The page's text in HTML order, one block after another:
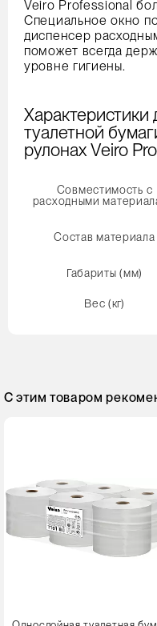
Veiro Professional
Специальное окно
диспенсер
поможет всегда
уровне гигиены.
Характеристики
туалетной
рулонах Veiro
Совместимость с
расходными
Состав материала
Габариты (мм)
Вес (кг)
С этим товаром